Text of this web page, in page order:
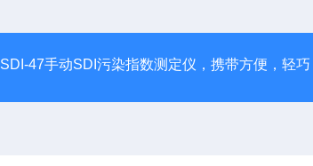
SDI-47手动SDI污染指数测定仪，携带方便，轻巧